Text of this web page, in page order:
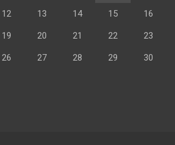
12 13 14 15 16
19 20 21 22 23
26 27 28 29 30